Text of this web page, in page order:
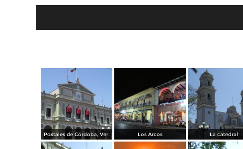
Postales de Córdoba, Ver. Los Arcos La catedral